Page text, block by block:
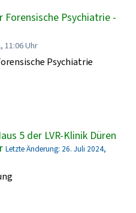
Psychiatrie -
11:06 Uhr
Psychiatrie
5 der LVR-Klinik Düren
Letzte Änderung: 26. Juli 2024,